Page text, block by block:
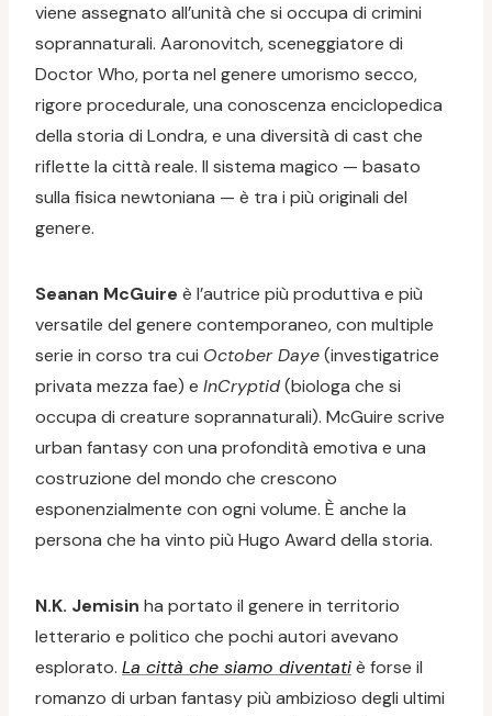
viene assegnato all’unità che si occupa di crimini
soprannaturali. Aaronovitch, sceneggiatore di
Doctor Who, porta nel genere umorismo secco,
rigore procedurale, una conoscenza enciclopedica
della storia di Londra, e una diversità di cast che
riflette la città reale. Il sistema magico — basato
sulla fisica newtoniana — è tra i più originali del
genere.
Seanan McGuire è l’autrice più produttiva e più
versatile del genere contemporaneo, con multiple
serie in corso tra cui October Daye(investigatrice
privata mezza fae) e InCryptid(biologa che si
occupa di creature soprannaturali). McGuire scrive
urban fantasy con una profondità emotiva e una
costruzione del mondo che crescono
esponenzialmente con ogni volume. È anche la
persona che ha vinto più Hugo Award della storia.
N.K. Jemisin ha portato il genere in territorio
letterario e politico che pochi autori avevano
esplorato. La città che siamo diventatiè forse il
romanzo di urban fantasy più ambizioso degli ultimi